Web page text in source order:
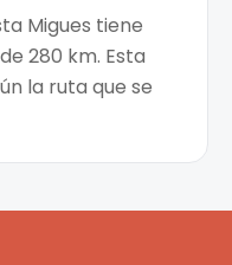
Migues tiene
280 km. Esta
la ruta que se